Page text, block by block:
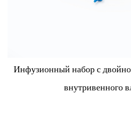
Инфузионный набор с
внутривенного